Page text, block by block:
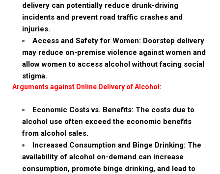
delivery can potentially reduce drunk-driving
incidents and prevent road traffic crashes and
injuries.
Access and Safety for Women: Doorstep delivery
may reduce on-premise violence against women and
allow women to access alcohol without facing social
stigma.
Arguments against Online Delivery of Alcohol:
Economic Costs vs. Benefits: The costs due to
alcohol use often exceed the economic benefits
from alcohol sales.
Increased Consumption and Binge Drinking: The
availability of alcohol on-demand can increase
consumption, promote binge drinking, and lead to